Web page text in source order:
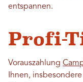
entspannen.
Profi-
Vorauszahlung
Ihnen,